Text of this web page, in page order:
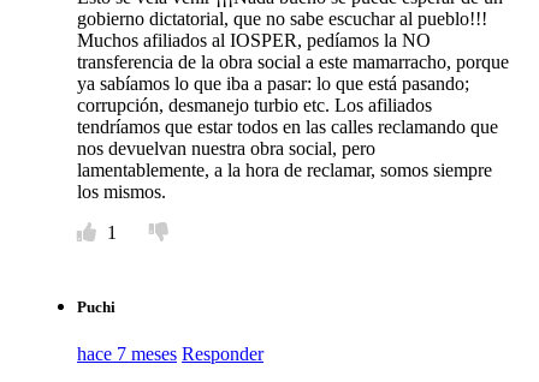
gobierno dictatorial, que no sabe escuchar al pueblo!!!
Muchos afiliados al IOSPER, pedíamos la NO
transferencia de la obra social a este mamarracho, porque
ya sabíamos lo que iba a pasar: lo que está pasando;
corrupción, desmanejo turbio etc. Los afiliados
tendríamos que estar todos en las calles reclamando que
nos devuelvan nuestra obra social, pero
lamentablemente, a la hora de reclamar, somos siempre
los mismos.
1
Puchi
hace 7 meses Responder